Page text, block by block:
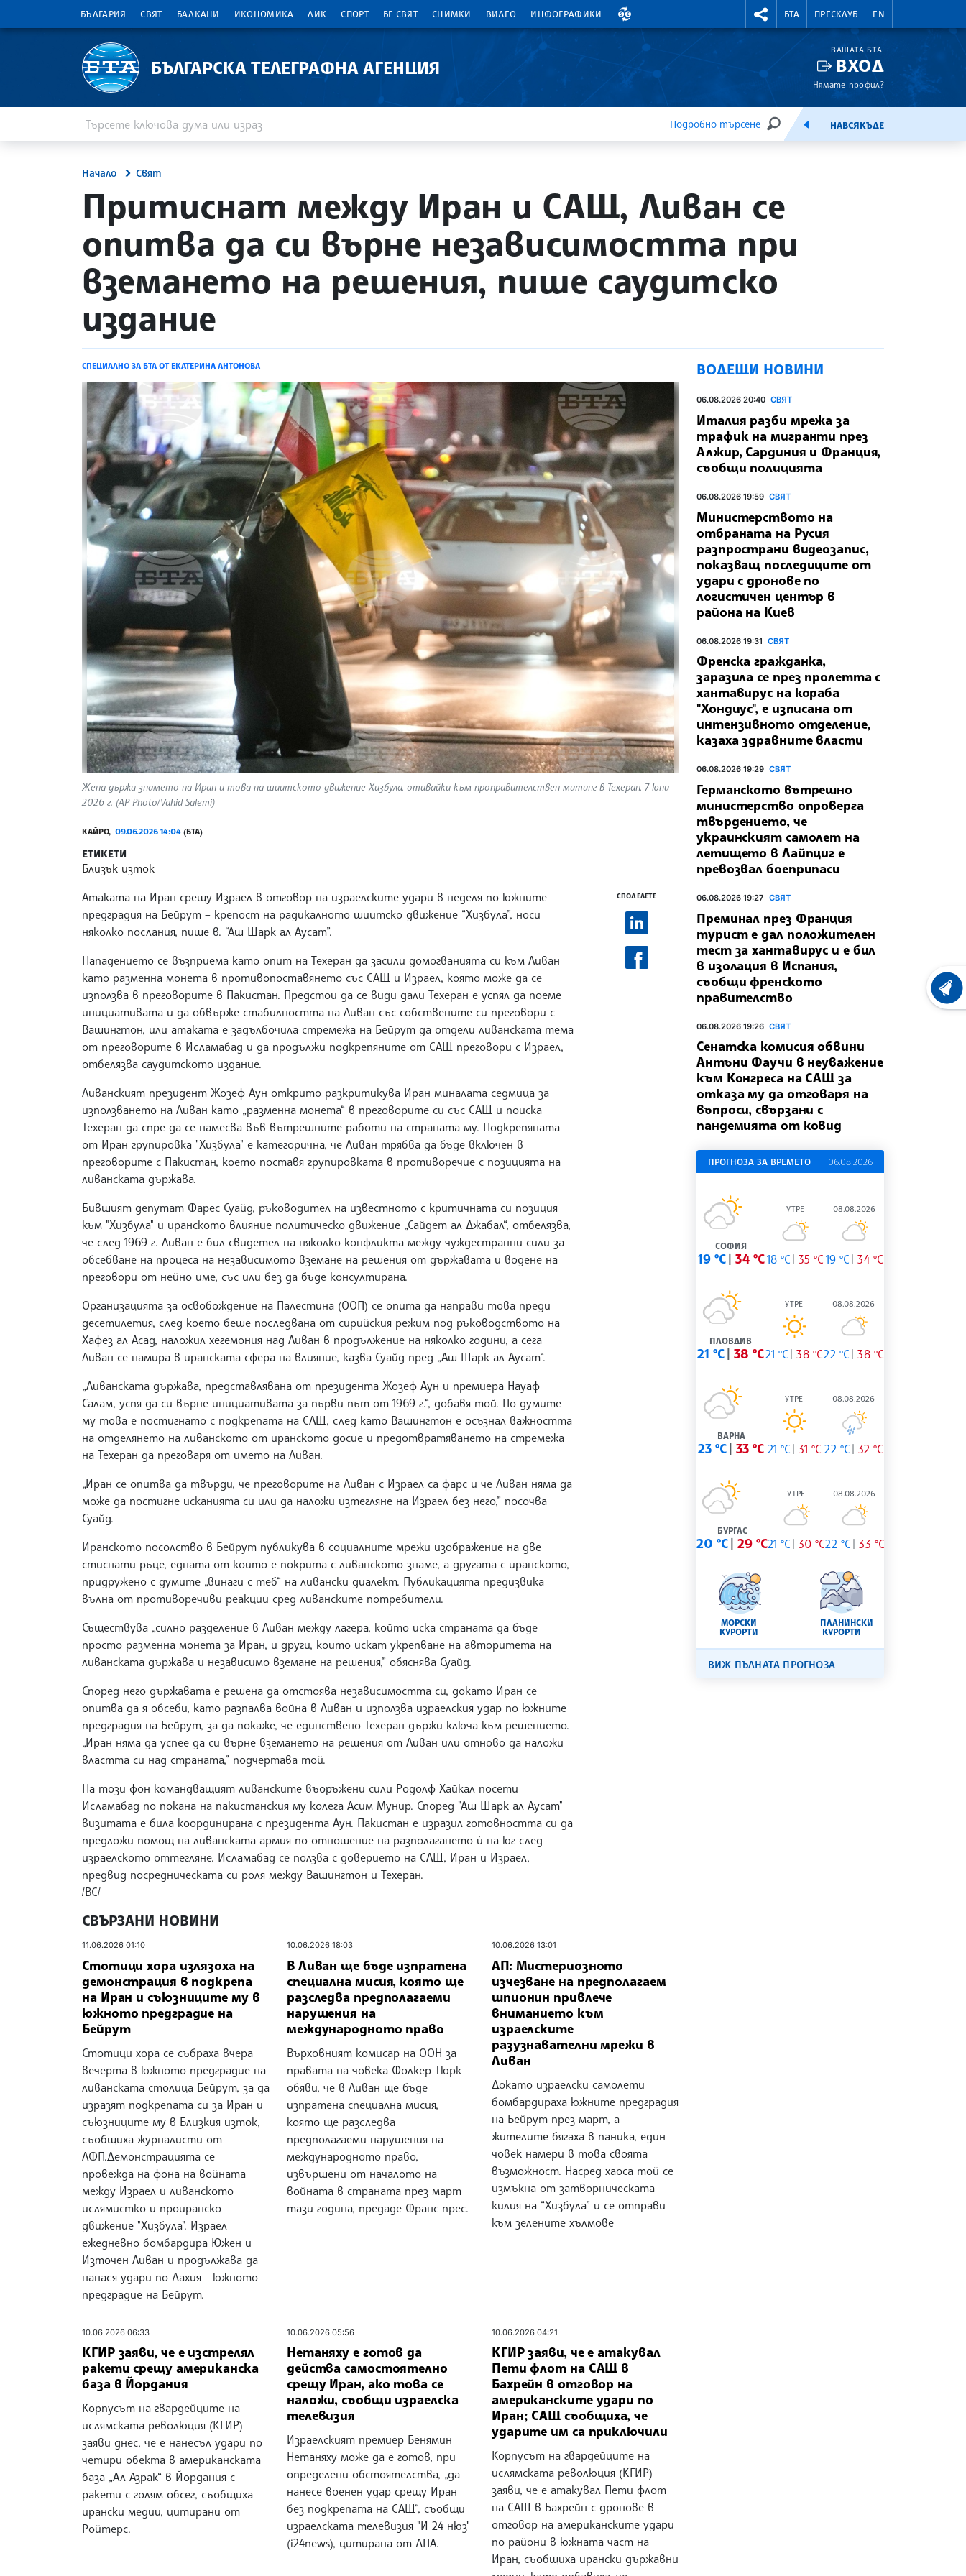
БЪЛГАРИЯ СВЯТ БАЛКАНИ ИКОНОМИКА ЛИК СПОРТ БГ СВЯТ СНИМКИ ВИДЕО ИНФОГРАФИКИ
ВАЛУТНИ КУРСОВЕ RIGHTMENU.SOCIAL
БТА ПРЕСКЛУБ EN
БЪЛГАРСКА ТЕЛЕГРАФНА АГЕНЦИЯ
ВАШАТА БТА
ВХОД
Нямате профил?
Подробно търсене
ТЪРСЕНЕЕМИСИЯНАВСЯКЪДЕ
Начало Свят
site.bta
Притиснат между Иран и САЩ, Ливан се
опитва да си върне независимостта при
вземането на решения, пише саудитско
издание
СПЕЦИАЛНО ЗА БТА ОТ ЕКАТЕРИНА АНТОНОВА
Жена държи знамето на Иран и това на шиитското движение Хизбула, отивайки към проправителствен митинг в Техеран, 7 юни
2026 г. (AP Photo/Vahid Salemi)
КАЙРО, 09.06.2026 14:04 (БТА)
ЕТИКЕТИ
Близък изток
Атаката на Иран срещу Израел в отговор на израелските удари в неделя по южните
предградия на Бейрут – крепост на радикалното шиитско движение “Хизбула”, носи
няколко послания, пише в. “Аш Шарк ал Аусат”.
Нападението се възприема като опит на Техеран да засили домогванията си към Ливан
като разменна монета в противопоставянето със САЩ и Израел, която може да се
използва в преговорите в Пакистан. Предстои да се види дали Техеран е успял да поеме
инициативата и да обвърже стабилността на Ливан със собствените си преговори с
Вашингтон, или атаката е задълбочила стремежа на Бейрут да отдели ливанската тема
от преговорите в Исламабад и да продължи подкрепяните от САЩ преговори с Израел,
отбелязва саудитското издание.
Ливанският президент Жозеф Аун открито разкритикува Иран миналата седмица за
използването на Ливан като „разменна монета“ в преговорите си със САЩ и поиска
Техеран да спре да се намесва във вътрешните работи на страната му. Подкрепяната
от Иран групировка "Хизбула" е категорична, че Ливан трябва да бъде включен в
преговорите с Пакистан, което поставя групировката в противоречие с позицията на
ливанската държава.
Бившият депутат Фарес Суайд, ръководител на известното с критичната си позиция
към "Хизбула" и иранското влияние политическо движение „Сайдет ал Джабал“, отбелязва,
че след 1969 г. Ливан е бил свидетел на няколко конфликта между чуждестранни сили за
обсебване на процеса на независимото вземане на решения от държавата и водене на
преговори от нейно име, със или без да бъде консултирана.
Организацията за освобождение на Палестина (ООП) се опита да направи това преди
десетилетия, след което беше последвана от сирийския режим под ръководството на
Хафез ал Асад, наложил хегемония над Ливан в продължение на няколко години, а сега
Ливан се намира в иранската сфера на влияние, казва Суайд пред „Аш Шарк ал Аусат“.
„Ливанската държава, представлявана от президента Жозеф Аун и премиера Науаф
Салам, успя да си върне инициативата за първи път от 1969 г.“, добавя той. По думите
му това е постигнато с подкрепата на САЩ, след като Вашингтон е осъзнал важността
на отделянето на ливанското от иранското досие и предотвратяването на стремежа
на Техеран да преговаря от името на Ливан.
„Иран се опитва да твърди, че преговорите на Ливан с Израел са фарс и че Ливан няма да
може да постигне исканията си или да наложи изтегляне на Израел без него,” посочва
Суайд.
Иранското посолство в Бейрут публикува в социалните мрежи изображение на две
стиснати ръце, едната от които е покрита с ливанското знаме, а другата с иранското,
придружено с думите „винаги с теб“ на ливански диалект. Публикацията предизвика
вълна от противоречиви реакции сред ливанските потребители.
Съществува „силно разделение в Ливан между лагера, който иска страната да бъде
просто разменна монета за Иран, и други, които искат укрепване на авторитета на
ливанската държава и независимо вземане на решения,” обяснява Суайд.
Според него държавата е решена да отстоява независимостта си, докато Иран се
опитва да я обсеби, като разпалва война в Ливан и използва израелския удар по южните
предградия на Бейрут, за да покаже, че единствено Техеран държи ключа към решението.
„Иран няма да успее да си върне вземането на решения от Ливан или отново да наложи
властта си над страната,” подчертава той.
На този фон командващият ливанските въоръжени сили Родолф Хайкал посети
Исламабад по покана на пакистанския му колега Асим Мунир. Според "Аш Шарк ал Аусат"
визитата е била координирана с президента Аун. Пакистан е изразил готовността си да
предложи помощ на ливанската армия по отношение на разполагането ѝ на юг след
израелското оттегляне. Исламабад се ползва с доверието на САЩ, Иран и Израел,
предвид посредническата си роля между Вашингтон и Техеран.
/ВС/
СПОДЕЛЕТЕ
СВЪРЗАНИ НОВИНИ
11.06.2026 01:10
Стотици хора излязоха на
демонстрация в подкрепа
на Иран и съюзниците му в
южното предградие на
Бейрут
Стотици хора се събраха вчера
вечерта в южното предградие на
ливанската столица Бейрут, за да
изразят подкрепата си за Иран и
съюзниците му в Близкия изток,
съобщиха журналисти от
АФП.Демонстрацията се
провежда на фона на войната
между Израел и ливанското
ислямистко и проиранско
движение "Хизбула". Израел
ежедневно бомбардира Южен и
Източен Ливан и продължава да
нанася удари по Дахия - южното
предградие на Бейрут.
10.06.2026 18:03
В Ливан ще бъде изпратена
специална мисия, която ще
разследва предполагаеми
нарушения на
международното право
Върховният комисар на ООН за
правата на човека Фолкер Тюрк
обяви, че в Ливан ще бъде
изпратена специална мисия,
която ще разследва
предполагаеми нарушения на
международното право,
извършени от началото на
войната в страната през март
тази година, предаде Франс прес.
10.06.2026 13:01
АП: Мистериозното
изчезване на предполагаем
шпионин привлече
вниманието към
израелските
разузнавателни мрежи в
Ливан
Докато израелски самолети
бомбардираха южните предградия
на Бейрут през март, а
жителите бягаха в паника, един
човек намери в това своята
възможност. Насред хаоса той се
измъкна от затворническата
килия на “Хизбула” и се отправи
към зелените хълмове
10.06.2026 06:33
КГИР заяви, че е изстрелял
ракети срещу американска
база в Йордания
Корпусът на гвардейците на
ислямската революция (КГИР)
заяви днес, че е нанесъл удари по
четири обекта в американската
база „Ал Азрак“ в Йордания с
ракети с голям обсег, съобщиха
ирански медии, цитирани от
Ройтерс.
10.06.2026 05:56
Нетаняху е готов да
действа самостоятелно
срещу Иран, ако това се
наложи, съобщи израелска
телевизия
Израелският премиер Бенямин
Нетаняху може да е готов, при
определени обстоятелства, „да
нанесе военен удар срещу Иран
без подкрепата на САЩ“, съобщи
израелската телевизия "И 24 нюз"
(i24news), цитирана от ДПА.
10.06.2026 04:21
КГИР заяви, че е атакувал
Пети флот на САЩ в
Бахрейн в отговор на
американските удари по
Иран; САЩ съобщиха, че
ударите им са приключили
Корпусът на гвардейците на
ислямската революция (КГИР)
заяви, че е атакувал Пети флот
на САЩ в Бахрейн с дронове в
отговор на американските удари
по райони в южната част на
Иран, съобщиха ирански държавни
ВОДЕЩИ НОВИНИ
06.08.2026 20:40 СВЯТ
Италия разби мрежа за
трафик на мигранти през
Алжир, Сардиния и Франция,
съобщи полицията
06.08.2026 19:59 СВЯТ
Министерството на
отбраната на Русия
разпространи видеозапис,
показващ последиците от
удари с дронове по
логистичен център в
района на Киев
06.08.2026 19:31 СВЯТ
Френска гражданка,
заразила се през пролетта с
хантавирус на кораба
"Хондиус", е изписана от
интензивното отделение,
казаха здравните власти
06.08.2026 19:29 СВЯТ
Германското вътрешно
министерство опроверга
твърдението, че
украинският самолет на
летището в Лайпциг е
превозвал боеприпаси
06.08.2026 19:27 СВЯТ
Преминал през Франция
турист е дал положителен
тест за хантавирус и е бил
в изолация в Испания,
съобщи френското
правителство
06.08.2026 19:26 СВЯТ
Сенатска комисия обвини
Антъни Фаучи в неуважение
към Конгреса на САЩ за
отказа му да отговаря на
въпроси, свързани с
пандемията от ковид
ПРОГНОЗА ЗА ВРЕМЕТО 06.08.2026
СОФИЯ
19 °C 34 °C
УТРЕ
18 °C 35 °C
08.08.2026
19 °C 34 °C
ПЛОВДИВ
21 °C 38 °C
УТРЕ
21 °C 38 °C
08.08.2026
22 °C 38 °C
ВАРНА
23 °C 33 °C
УТРЕ
21 °C 31 °C
08.08.2026
22 °C 32 °C
БУРГАС
20 °C 29 °C
УТРЕ
21 °C 30 °C
08.08.2026
22 °C 33 °C
МОРСКИ
КУРОРТИ
ПЛАНИНСКИ
КУРОРТИ
ВИЖ ПЪЛНАТА ПРОГНОЗА